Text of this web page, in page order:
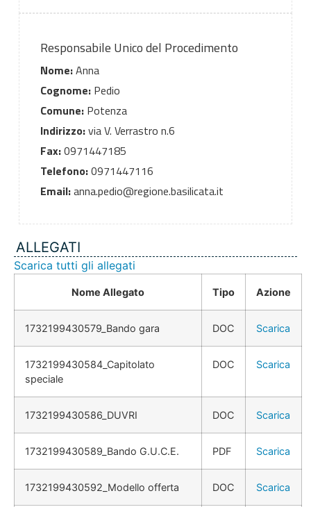
Responsabile Unico del Procedimento
Nome:Anna
Cognome:Pedio
Comune:Potenza
Indirizzo:via V. Verrastro n.6
Fax:0971447185
Telefono:0971447116
Email:anna.pedio@regione.basilicata.it
ALLEGATI
Scarica tutti gli allegati
Nome Allegato Tipo Azione
1732199430579_Bando gara DOC Scarica
1732199430584_Capitolato
speciale
DOC Scarica
1732199430586_DUVRI DOC Scarica
1732199430589_Bando G.U.C.E. PDF Scarica
1732199430592_Modello offerta DOC Scarica